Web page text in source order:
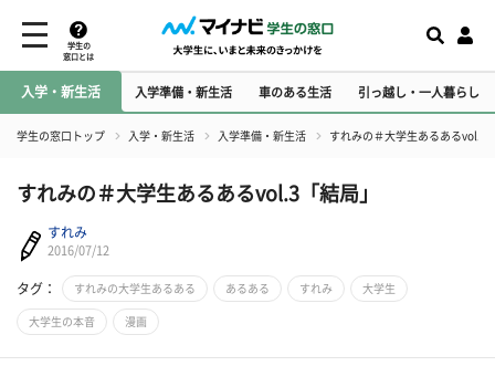
学生の
窓口とは
入学・新生活 入学準備・新生活 車のある生活 引っ越し・一人暮らし
学生の窓口トップ 入学・新生活 入学準備・新生活 すれみの＃大学生あるあるvol.3
すれみの＃大学生あるあるvol.3「結局」
すれみ
2016/07/12
タグ： すれみの大学生あるある あるある すれみ 大学生
大学生の本音 漫画